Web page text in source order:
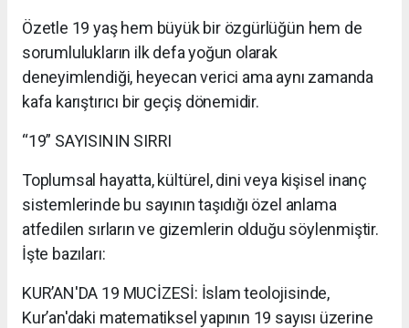
Özetle 19 yaş hem büyük bir özgürlüğün hem de
sorumlulukların ilk defa yoğun olarak
deneyimlendiği, heyecan verici ama aynı zamanda
kafa karıştırıcı bir geçiş dönemidir.
“19” SAYISININ SIRRI
Toplumsal hayatta, kültürel, dini veya kişisel inanç
sistemlerinde bu sayının taşıdığı özel anlama
atfedilen sırların ve gizemlerin olduğu söylenmiştir.
İşte bazıları:
KUR’AN'DA 19 MUCİZESİ: İslam teolojisinde,
Kur’an'daki matematiksel yapının 19 sayısı üzerine